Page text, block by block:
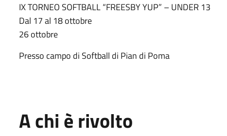
IX TORNEO SOFTBALL “FREESBY YUP” – UNDER 13
Dal 17 al 18 ottobre
26 ottobre
Presso campo di Softball di Pian di Poma
A chi è rivolto